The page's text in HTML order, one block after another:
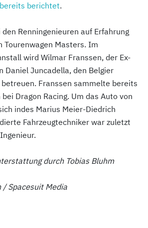
bereits berichtet.
den Renningenieuren auf Erfahrung
Tourenwagen Masters. Im
wird Wilmar Franssen, der Ex-
Daniel Juncadella, den Belgier
Franssen sammelte bereits
Dragon Racing. Um das Auto von
indes Marius Meier-Diedrich
Fahrzeugtechniker war zuletzt
durch Tobias Bluhm
/ Spacesuit Media